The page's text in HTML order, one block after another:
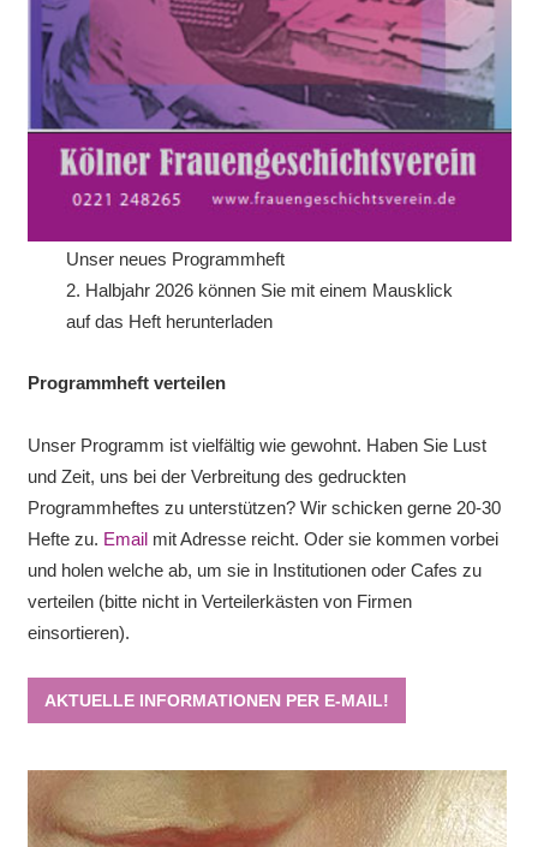
Unser neues Programmheft
2. Halbjahr 2026 können Sie mit einem Mausklick
auf das Heft herunterladen
Programmheft verteilen
Unser Programm ist vielfältig wie gewohnt. Haben Sie Lust
und Zeit, uns bei der Verbreitung des gedruckten
Programmheftes zu unterstützen? Wir schicken gerne 20-30
Hefte zu. Emailmit Adresse reicht. Oder sie kommen vorbei
und holen welche ab, um sie in Institutionen oder Cafes zu
verteilen (bitte nicht in Verteilerkästen von Firmen
einsortieren).
AKTUELLE INFORMATIONEN PER E-MAIL!